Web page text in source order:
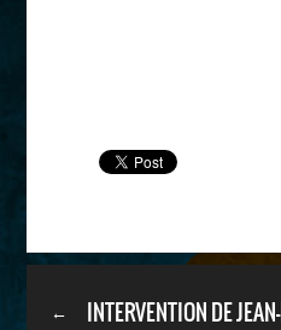
← INTERVENTION DE